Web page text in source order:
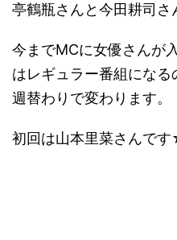
亭鶴瓶さんと今田耕司さ
今までMCに女優さんが
はレギュラー番組にな
週替わりで変わります。
初回は山本里菜さんで